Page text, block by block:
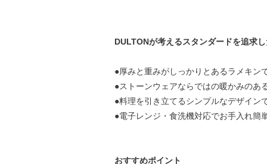
DULTONが考えるスタンダードを追求
●厚みと重みがしっかりとあるラメキン
●ストーンウェアならではの暖かみのあ
●料理を引き立てるシンプルなデザイン
●電子レンジ・食洗機対応でお手入れ簡
おすすめポイント